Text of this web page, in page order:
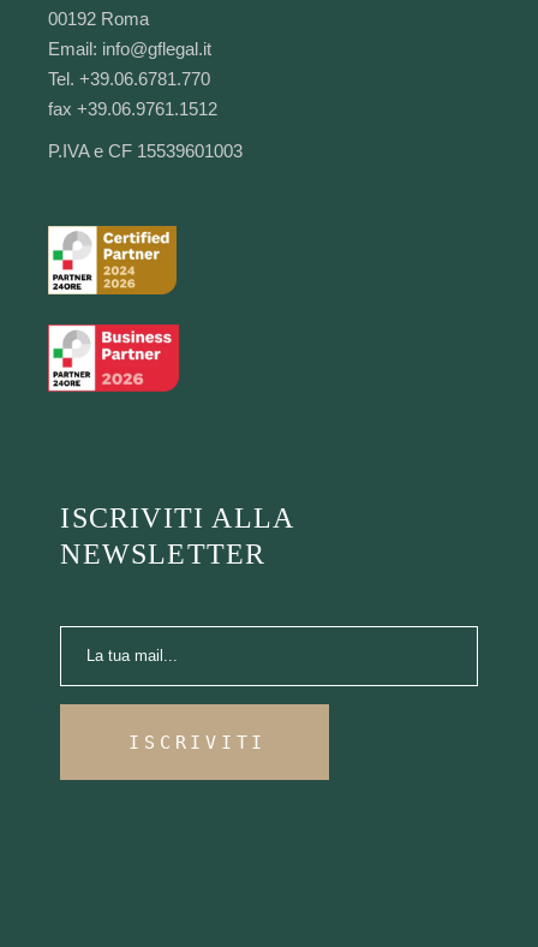
00192 Roma
Email: info@gflegal.it
Tel. +39.06.6781.770
fax +39.06.9761.1512
P.IVA e CF 15539601003
ISCRIVITI ALLA
NEWSLETTER
ISCRIVITI